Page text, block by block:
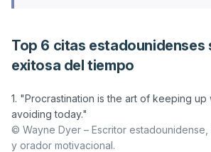
Top 6 citas estadounidenses
exitosa del tiempo
1. "Procrastination is the art of keeping
© Wayne Dyer – Escritor
y orador motivacional.